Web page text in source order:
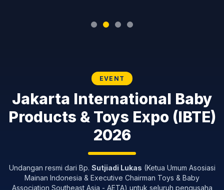
EVENT
Jakarta International Baby
Products & Toys Expo (IBTE)
2026
Undangan resmi dari Bp. Sutjiadi Lukas (Ketua Umum Asosiasi
Mainan Indonesia & Executive Chairman Toys & Baby
Association Southeast Asia - AETA) untuk seluruh pengusaha